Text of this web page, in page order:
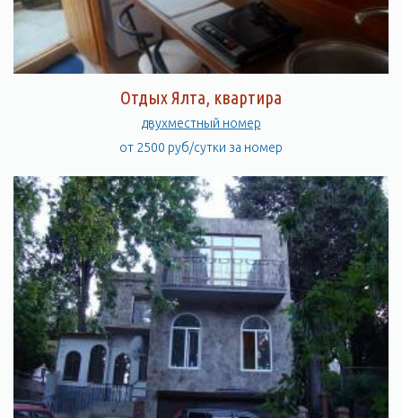
Отдых Ялта, квартира
двухместный номер
от 2500 руб/сутки за номер